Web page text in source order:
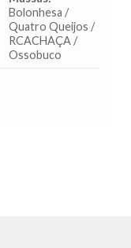
Bolonhesa /
Quatro Queijos /
RCACHAÇA /
Ossobuco